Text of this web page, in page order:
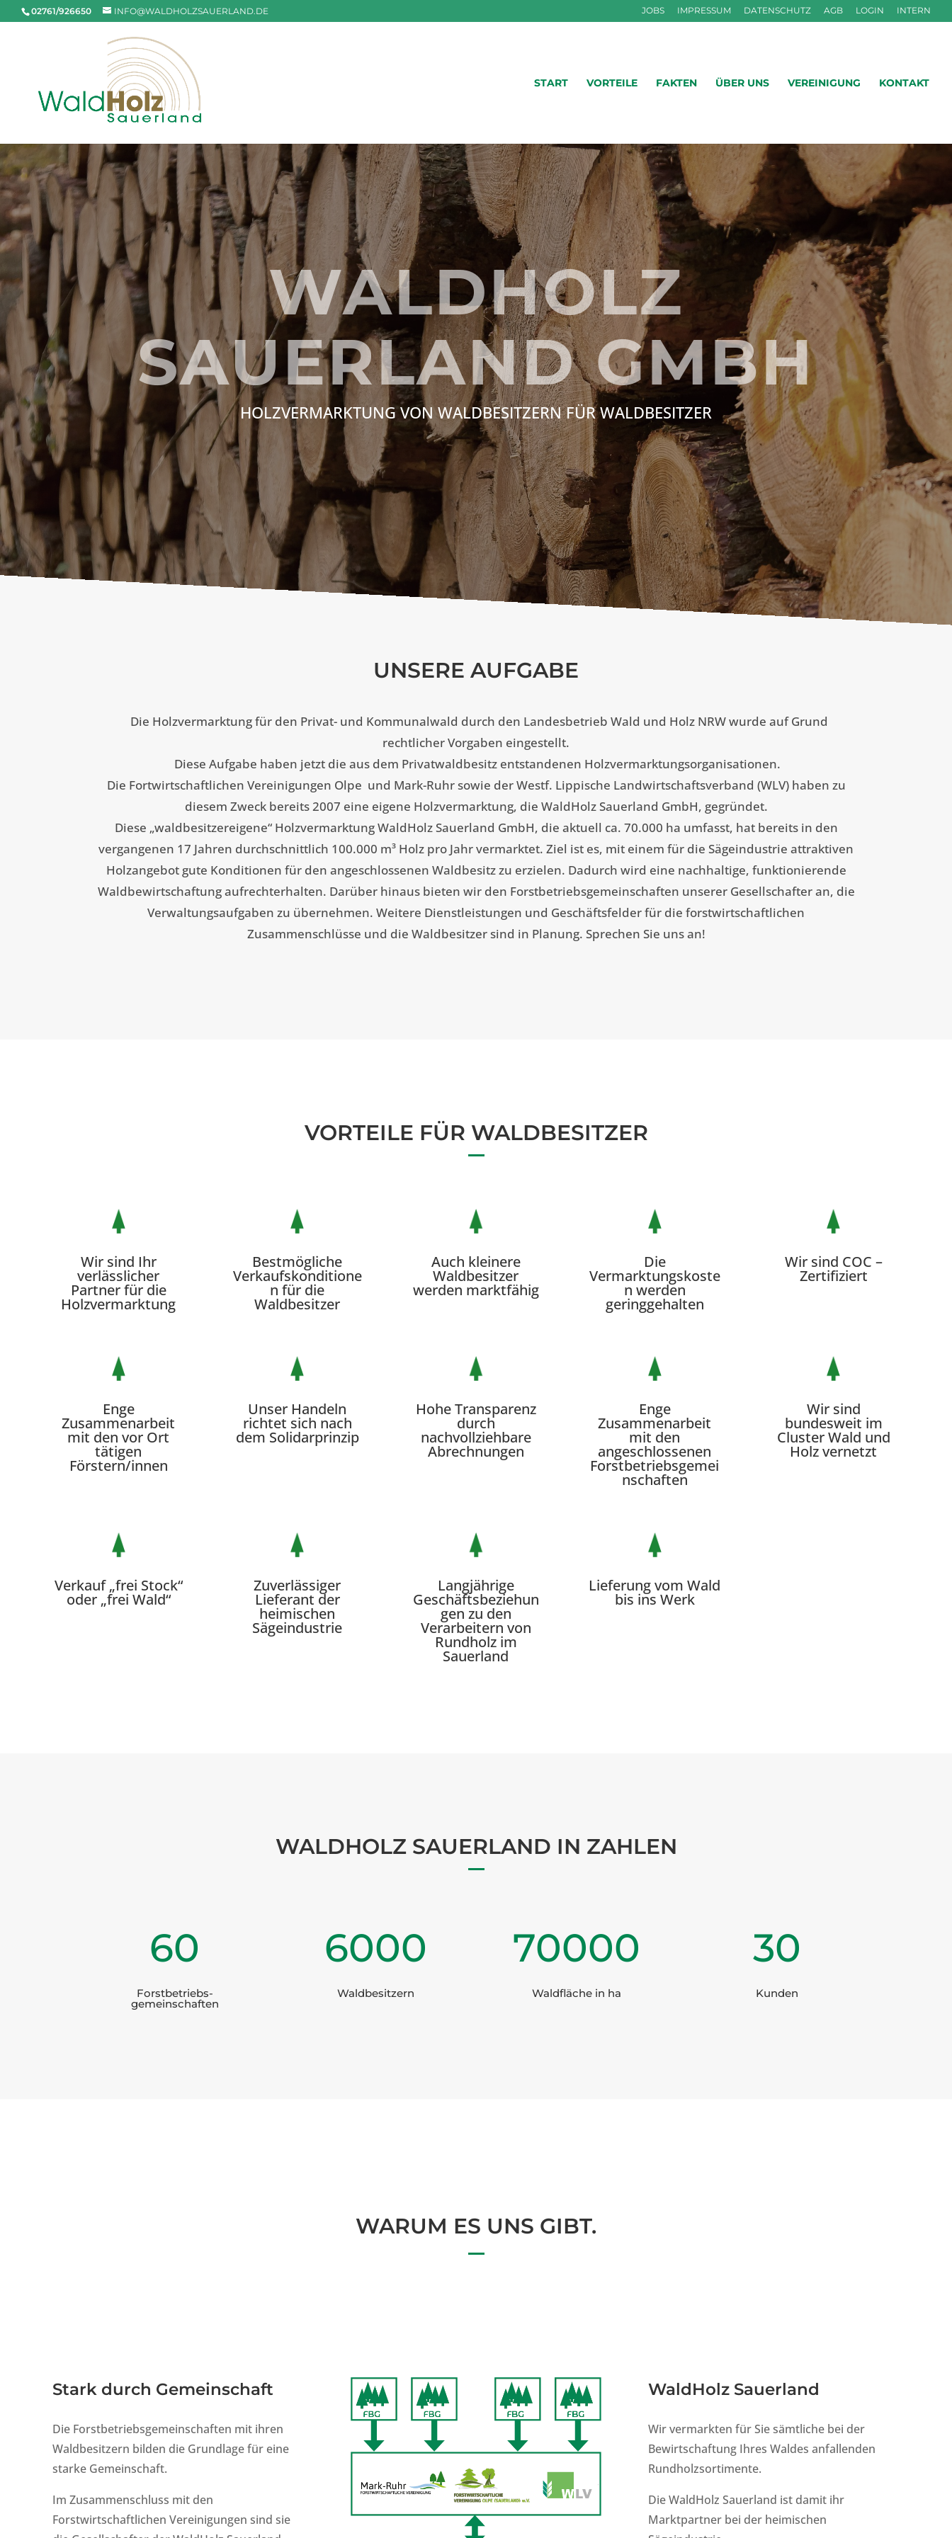
02761/926650 INFO@WALDHOLZSAUERLAND.DE JOBS IMPRESSUM DATENSCHUTZ AGB LOGIN INTERN
START VORTEILE FAKTEN ÜBER UNS VEREINIGUNG KONTAKT
WALDHOLZ
SAUERLAND GMBH
HOLZVERMARKTUNG VON WALDBESITZERN FÜR WALDBESITZER
UNSERE AUFGABE
Die Holzvermarktung für den Privat- und Kommunalwald durch den Landesbetrieb Wald und Holz NRW wurde auf Grund
rechtlicher Vorgaben eingestellt.
Diese Aufgabe haben jetzt die aus dem Privatwaldbesitz entstandenen Holzvermarktungsorganisationen.
Die Fortwirtschaftlichen Vereinigungen Olpe und Mark-Ruhr sowie der Westf. Lippische Landwirtschaftsverband (WLV) haben zu
diesem Zweck bereits 2007 eine eigene Holzvermarktung, die WaldHolz Sauerland GmbH, gegründet.
Diese „waldbesitzereigene“ Holzvermarktung WaldHolz Sauerland GmbH, die aktuell ca. 70.000 ha umfasst, hat bereits in den
vergangenen 17 Jahren durchschnittlich 100.000 m³ Holz pro Jahr vermarktet. Ziel ist es, mit einem für die Sägeindustrie attraktiven
Holzangebot gute Konditionen für den angeschlossenen Waldbesitz zu erzielen. Dadurch wird eine nachhaltige, funktionierende
Waldbewirtschaftung aufrechterhalten. Darüber hinaus bieten wir den Forstbetriebsgemeinschaften unserer Gesellschafter an, die
Verwaltungsaufgaben zu übernehmen. Weitere Dienstleistungen und Geschäftsfelder für die forstwirtschaftlichen
Zusammenschlüsse und die Waldbesitzer sind in Planung. Sprechen Sie uns an!
VORTEILE FÜR WALDBESITZER
Wir sind Ihr
verlässlicher
Partner für die
Holzvermarktung
Bestmögliche
Verkaufskonditione
n für die
Waldbesitzer
Auch kleinere
Waldbesitzer
werden marktfähig
Die
Vermarktungskoste
n werden
geringgehalten
Wir sind COC –
Zertifiziert
Enge
Zusammenarbeit
mit den vor Ort
tätigen
Förstern/innen
Unser Handeln
richtet sich nach
dem Solidarprinzip
Hohe Transparenz
durch
nachvollziehbare
Abrechnungen
Enge
Zusammenarbeit
mit den
angeschlossenen
Forstbetriebsgemei
nschaften
Wir sind
bundesweit im
Cluster Wald und
Holz vernetzt
Verkauf „frei Stock“
oder „frei Wald“
Zuverlässiger
Lieferant der
heimischen
Sägeindustrie
Langjährige
Geschäftsbeziehun
gen zu den
Verarbeitern von
Rundholz im
Sauerland
Lieferung vom Wald
bis ins Werk
WALDHOLZ SAUERLAND IN ZAHLEN
60
Forstbetriebs-
gemeinschaften
6000
Waldbesitzern
70000
Waldfläche in ha
30
Kunden
WARUM ES UNS GIBT.
Stark durch Gemeinschaft
Die Forstbetriebsgemeinschaften mit ihren
Waldbesitzern bilden die Grundlage für eine
starke Gemeinschaft.
Im Zusammenschluss mit den
Forstwirtschaftlichen Vereinigungen sind sie
WaldHolz Sauerland
Wir vermarkten für Sie sämtliche bei der
Bewirtschaftung Ihres Waldes anfallenden
Rundholzsortimente.
Die WaldHolz Sauerland ist damit ihr
Marktpartner bei der heimischen